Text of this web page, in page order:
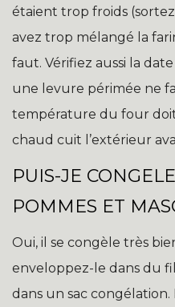
étaient trop froids
avez trop mélangé la
faut. Vérifiez aussi la
une levure périmée ne
température du four
chaud cuit l’extérieur
PUIS-JE
POMMES ET
Oui, il se congèle très
enveloppez-le dans du
dans un sac